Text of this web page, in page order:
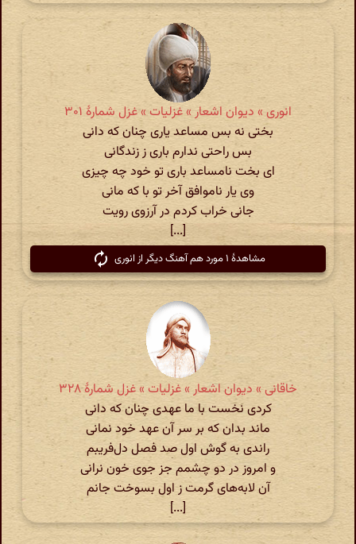
انوری » دیوان اشعار » غزلیات » غزل شمارهٔ ۳۰۱
بختی نه بس مساعد یاری چنان که دانی
بس راحتی ندارم باری ز زندگانی
ای بخت نامساعد باری تو خود چه چیزی
وی یار ناموافق آخر تو با که مانی
جانی خراب کردم در آرزوی رویت
[...]
مشاهدهٔ ۱ مورد هم آهنگ دیگر از انوری
خاقانی » دیوان اشعار » غزلیات » غزل شمارهٔ ۳۲۸
کردی نخست با ما عهدی چنان که دانی
ماند بدان که بر سر آن عهد خود نمانی
راندی به گوش اول صد فصل دل‌فریبم
و امروز در دو چشمم جز جوی خون نرانی
آن لابه‌های گرمت ز اول بسوخت جانم
[...]